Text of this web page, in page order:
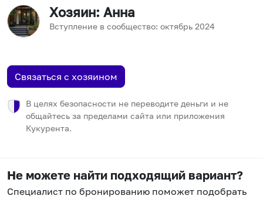
Хозяин: Анна
Вступление в сообщество: октябрь 2024
Связаться с хозяином
В целях безопасности не переводите деньги и не
общайтесь за пределами сайта или приложения
Кукурента.
Не можете найти подходящий вариант?
Специалист по бронированию поможет подобрать